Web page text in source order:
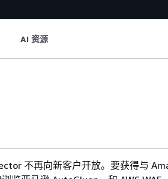
AI 资源
不再向新客户开放。要获得与